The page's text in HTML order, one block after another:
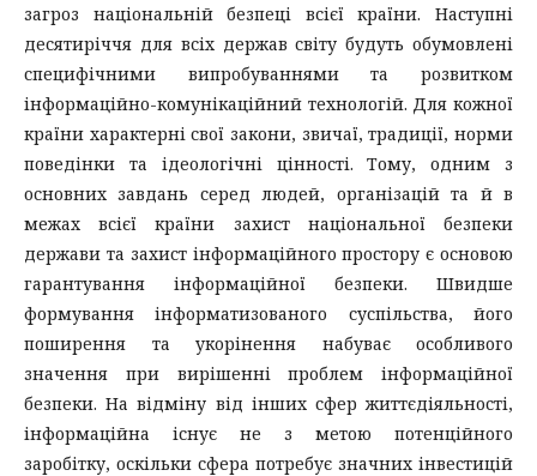
загроз національній безпеці всієї країни. Наступні
десятиріччя для всіх держав світу будуть обумовлені
специфічними випробуваннями та розвитком
інформаційно-комунікаційний технологій. Для кожної
країни характерні свої закони, звичаї, традиції, норми
поведінки та ідеологічні цінності. Тому, одним з
основних завдань серед людей, організацій та й в
межах всієї країни захист національної безпеки
держави та захист інформаційного простору є основою
гарантування інформаційної безпеки. Швидше
формування інформатизованого суспільства, його
поширення та укорінення набуває особливого
значення при вирішенні проблем інформаційної
безпеки. На відміну від інших сфер життєдіяльності,
інформаційна існує не з метою потенційного
заробітку, оскільки сфера потребує значних інвестицій